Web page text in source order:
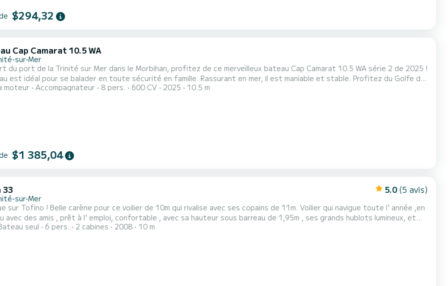
$294,32
Cap Camarat 10.5 WA
sur-Mer
du port de la Trinité sur Mer dans le Morbihan, profitez de ce merveilleux bateau Cap Camarat 10.5 WA série 2 de 2025 !
pour se balader en toute sécurité en famille. Rassurant en mer, il est maniable et stable. Profitez du Golfe du
d'une escapade sur les îles d'Hoedic, Houat ou Belle-île-en-mer en toute sécurité. Grand carré à l'arrière pour profiter
moteur Accompagnateur 8 pers. 600 CV 2025 10.5 m
$1 385,04
33 5.0 (5 avis)
sur-Mer
10m qui rivalise avec ses copains de 11m. Voilier qui navigue toute l' année ,en
confortable , avec sa hauteur sous barreau de 1,95m , ses grands hublots lumineux, et
temps plus humide avec son chauffage au fuel Webasto, qui assure une bonne température sèche à bord au cas où . Le
seul 6 pers. 2 cabines 2008 10 m